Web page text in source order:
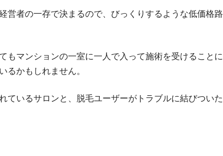
営者の一存で決まるので、びっくりするような低価格路
もマンションの一室に一人で入って施術を受けることに
るかもしれません。
ているサロンと、脱毛ユーザーがトラブルに結びついた